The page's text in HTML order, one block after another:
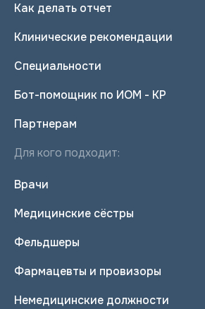
Как делать отчет
Клинические рекомендации
Специальности
Бот-помощник по ИОМ - КР
Партнерам
Для кого подходит:
Врачи
Медицинские сёстры
Фельдшеры
Фармацевты и провизоры
Немедицинские должности